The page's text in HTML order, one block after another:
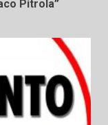
Pitrola”